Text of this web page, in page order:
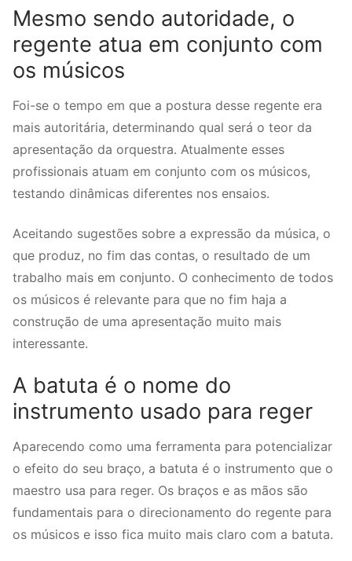
Mesmo sendo autoridade, o
regente atua em conjunto com
os músicos
Foi-se o tempo em que a postura desse regente era
mais autoritária, determinando qual será o teor da
apresentação da orquestra. Atualmente esses
profissionais atuam em conjunto com os músicos,
testando dinâmicas diferentes nos ensaios.
Aceitando sugestões sobre a expressão da música, o
que produz, no fim das contas, o resultado de um
trabalho mais em conjunto. O conhecimento de todos
os músicos é relevante para que no fim haja a
construção de uma apresentação muito mais
interessante.
A batuta é o nome do
instrumento usado para reger
Aparecendo como uma ferramenta para potencializar
o efeito do seu braço, a batuta é o instrumento que o
maestro usa para reger. Os braços e as mãos são
fundamentais para o direcionamento do regente para
os músicos e isso fica muito mais claro com a batuta.